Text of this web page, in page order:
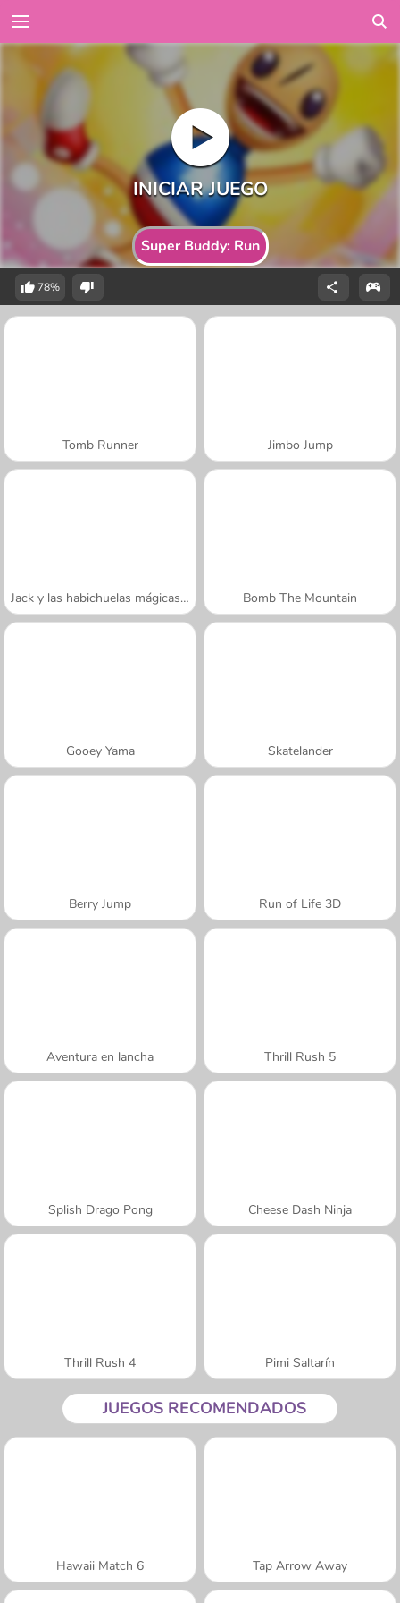
Super Buddy: Run
78%
Tomb Runner Jimbo Jump
Jack y las habichuelas mágicas: oro Bomb The Mountain
Gooey Yama Skatelander
Berry Jump Run of Life 3D
Aventura en lancha Thrill Rush 5
Splish Drago Pong Cheese Dash Ninja
Thrill Rush 4 Pimi Saltarín
JUEGOS RECOMENDADOS
Hawaii Match 6 Tap Arrow Away